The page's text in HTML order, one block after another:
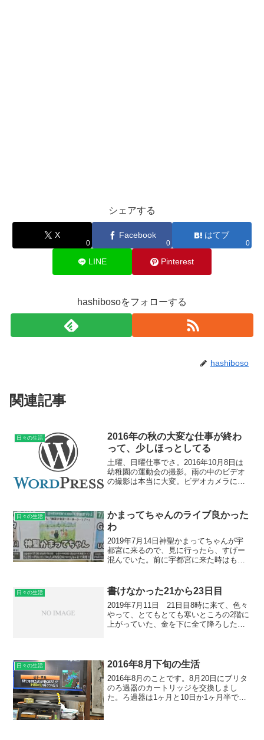
シェアする
X
0
Facebook
0
はてブ
0
LINE Pinterest
hashibosoをフォローする
hashiboso
関連記事
日々の生活
2016年の秋の大変な仕事が終わ
って、少しほっとしてる
土曜、日曜仕事でさ。2016年10月8日は
幼稚園の運動会の撮影。雨の中のビデオ
の撮影は本当に大変。ビデオカメラにビ
が濡れてさ、大丈夫か？それが心配で。
ビニールをが動いて...
日々の生活
かまってちゃんのライブ良かった
わ
2019年7月14日神聖かまってちゃんが宇
都宮に来るので、見に行ったら、すげー
混んでいた。前に宇都宮に来た時はもっ
ャツを買った。すげー楽しかった。最近
の曲はアルバム聞...
日々の生活 書けなかった21から23日目
2019年7月11日 21日目8時に来て、色々
やって、とてもとても寒いところの2階に
上がっていた、金を下に全て降ろした
なくて、16...
日々の生活 2016年8月下旬の生活
2016年8月のことです。8月20日にブリタ
のろ過器のカートリッジを交換しまし
た。ろ過器は1ヶ月と10日か1ヶ月半で交